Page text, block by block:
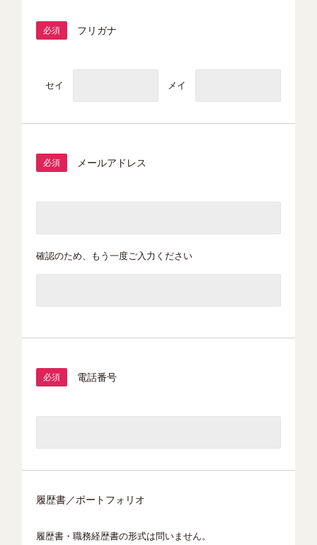
必須 フリガナ
セイ メイ
必須 メールアドレス
確認のため、もう一度ご入力ください
必須 電話番号
履歴書／ポートフォリオ
履歴書・職務経歴書の形式は問いません。